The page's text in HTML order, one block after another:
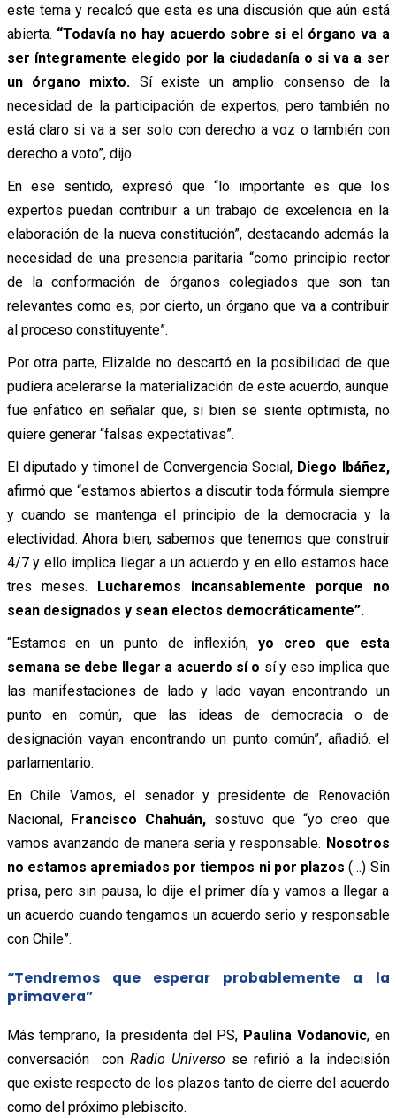
este tema y recalcó que esta es una discusión que aún está
abierta. “Todavía no hay acuerdo sobre si el órgano va a
ser íntegramente elegido por la ciudadanía o si va a ser
un órgano mixto. Sí existe un amplio consenso de la
necesidad de la participación de expertos, pero también no
está claro si va a ser solo con derecho a voz o también con
derecho a voto”, dijo.
En ese sentido, expresó que “lo importante es que los
expertos puedan contribuir a un trabajo de excelencia en la
elaboración de la nueva constitución”, destacando además la
necesidad de una presencia paritaria “como principio rector
de la conformación de órganos colegiados que son tan
relevantes como es, por cierto, un órgano que va a contribuir
al proceso constituyente”.
Por otra parte, Elizalde no descartó en la posibilidad de que
pudiera acelerarse la materialización de este acuerdo, aunque
fue enfático en señalar que, si bien se siente optimista, no
quiere generar “falsas expectativas”.
El diputado y timonel de Convergencia Social, Diego Ibáñez,
afirmó que “estamos abiertos a discutir toda fórmula siempre
y cuando se mantenga el principio de la democracia y la
electividad. Ahora bien, sabemos que tenemos que construir
4/7 y ello implica llegar a un acuerdo y en ello estamos hace
tres meses. Lucharemos incansablemente porque no
sean designados y sean electos democráticamente”.
“Estamos en un punto de inflexión, yo creo que esta
semana se debe llegar a acuerdo sí o sí y eso implica que
las manifestaciones de lado y lado vayan encontrando un
punto en común, que las ideas de democracia o de
designación vayan encontrando un punto común”, añadió. el
parlamentario.
En Chile Vamos, el senador y presidente de Renovación
Nacional, Francisco Chahuán,sostuvo que “yo creo que
vamos avanzando de manera seria y responsable. Nosotros
no estamos apremiados por tiempos ni por plazos (…) Sin
prisa, pero sin pausa, lo dije el primer día y vamos a llegar a
un acuerdo cuando tengamos un acuerdo serio y responsable
con Chile”.
“Tendremos que esperar probablemente a la
primavera”
Más temprano, la presidenta del PS, Paulina Vodanovic, en
conversación con Radio Universo se refirió a la indecisión
que existe respecto de los plazos tanto de cierre del acuerdo
como del próximo plebiscito.